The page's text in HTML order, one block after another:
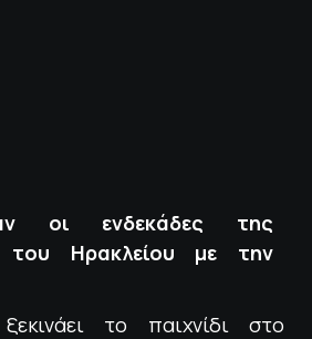
οι ενδεκάδες της
του Ηρακλείου με την
το παιχνίδι στο